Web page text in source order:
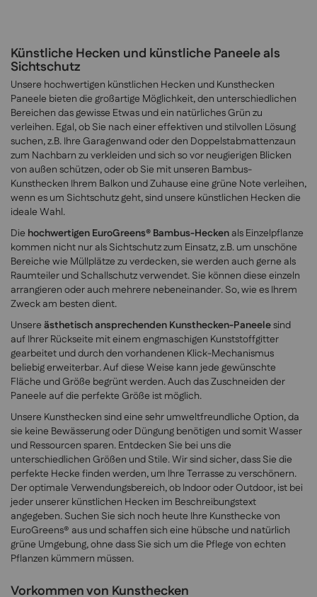
Künstliche Hecken und künstliche Paneele als
Sichtschutz
Unsere hochwertigen künstlichen Hecken und Kunsthecken
Paneele bieten die großartige Möglichkeit, den unterschiedlichen
Bereichen das gewisse Etwas und ein natürliches Grün zu
verleihen. Egal, ob Sie nach einer effektiven und stilvollen Lösung
suchen, z.B. Ihre Garagenwand oder den Doppelstabmattenzaun
zum Nachbarn zu verkleiden und sich so vor neugierigen Blicken
von außen schützen, oder ob Sie mit unseren Bambus-
Kunsthecken Ihrem Balkon und Zuhause eine grüne Note verleihen,
wenn es um Sichtschutz geht, sind unsere künstlichen Hecken die
ideale Wahl.
Die hochwertigen EuroGreens® Bambus-Heckenals Einzelpflanze
kommen nicht nur als Sichtschutz zum Einsatz, z.B. um unschöne
Bereiche wie Müllplätze zu verdecken, sie werden auch gerne als
Raumteiler und Schallschutz verwendet. Sie können diese einzeln
arrangieren oder auch mehrere nebeneinander. So, wie es Ihrem
Zweck am besten dient.
Unsere ästhetisch ansprechenden Kunsthecken-Paneelesind
auf Ihrer Rückseite mit einem engmaschigen Kunststoffgitter
gearbeitet und durch den vorhandenen Klick-Mechanismus
beliebig erweiterbar. Auf diese Weise kann jede gewünschte
Fläche und Größe begrünt werden. Auch das Zuschneiden der
Paneele auf die perfekte Größe ist möglich.
Unsere Kunsthecken sind eine sehr umweltfreundliche Option, da
sie keine Bewässerung oder Düngung benötigen und somit Wasser
und Ressourcen sparen. Entdecken Sie bei uns die
unterschiedlichen Größen und Stile. Wir sind sicher, dass Sie die
perfekte Hecke finden werden, um Ihre Terrasse zu verschönern.
Der optimale Verwendungsbereich, ob Indoor oder Outdoor, ist bei
jeder unserer künstlichen Hecken im Beschreibungstext
angegeben. Suchen Sie sich noch heute Ihre Kunsthecke von
EuroGreens® aus und schaffen sich eine hübsche und natürlich
grüne Umgebung, ohne dass Sie sich um die Pflege von echten
Pflanzen kümmern müssen.
Vorkommen von Kunsthecken